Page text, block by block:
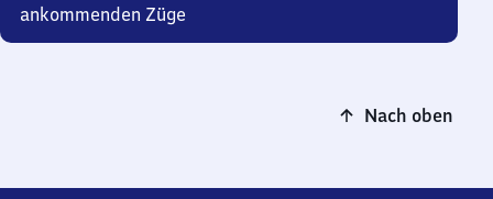
ankommenden Züge
Nach oben